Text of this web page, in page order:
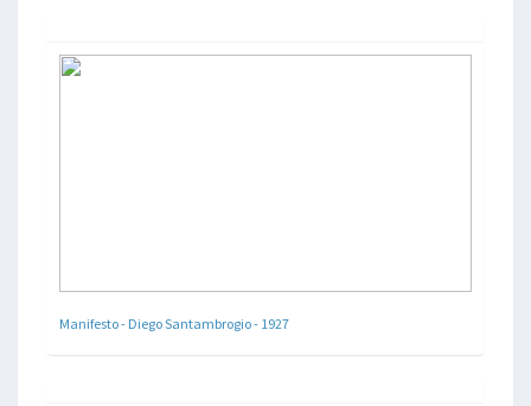
Manifesto - Diego Santambrogio - 1927